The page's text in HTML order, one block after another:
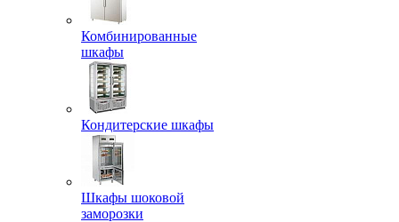
Комбинированные
шкафы
Кондитерские шкафы
Шкафы шоковой
заморозки